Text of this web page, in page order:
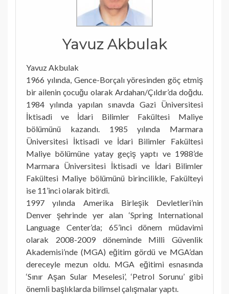
Yavuz Akbulak
Yavuz Akbulak
1966 yılında, Gence-Borçalı yöresinden göç etmiş
bir ailenin çocuğu olarak Ardahan/Çıldır’da doğdu.
1984 yılında yapılan sınavda Gazi Üniversitesi
İktisadi ve İdari Bilimler Fakültesi Maliye
bölümünü kazandı. 1985 yılında Marmara
Üniversitesi İktisadi ve İdari Bilimler Fakültesi
Maliye bölümüne yatay geçiş yaptı ve 1988’de
Marmara Üniversitesi İktisadi ve İdari Bilimler
Fakültesi Maliye bölümünü birincilikle, Fakülteyi
ise 11’inci olarak bitirdi.
1997 yılında Amerika Birleşik Devletleri’nin
Denver şehrinde yer alan ‘Spring International
Language Center’da; 65’inci dönem müdavimi
olarak 2008-2009 döneminde Milli Güvenlik
Akademisi’nde (MGA) eğitim gördü ve MGA’dan
dereceyle mezun oldu. MGA eğitimi esnasında
‘Sınır Aşan Sular Meselesi’, ‘Petrol Sorunu’ gibi
önemli başlıklarda bilimsel çalışmalar yaptı.